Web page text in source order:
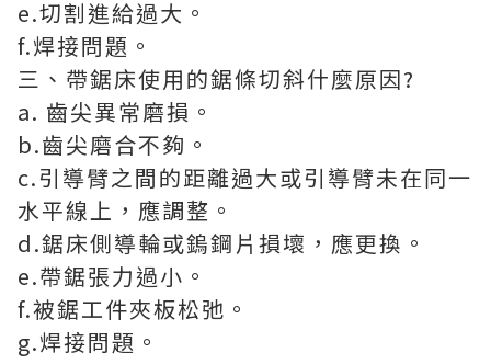
e.切割進給過大。
f.焊接問題。
三、帶鋸床使用的鋸條切斜什麼原因?
a. 齒尖異常磨損。
b.齒尖磨合不夠。
c.引導臂之間的距離過大或引導臂未在同一
水平線上，應調整。
d.鋸床側導輪或鎢鋼片損壞，應更換。
e.帶鋸張力過小。
f.被鋸工件夾板松弛。
g.焊接問題。